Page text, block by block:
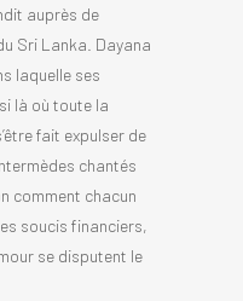
auprès de
Sri Lanka. Dayana
laquelle ses
là où toute la
fait expulser de
chantés
comment chacun
soucis financiers,
se disputent le